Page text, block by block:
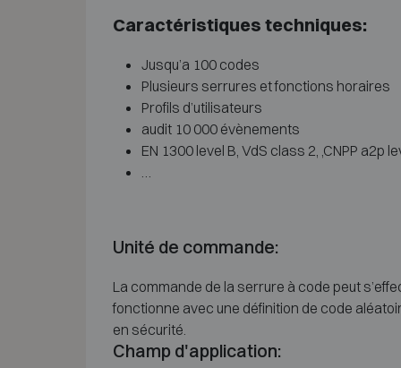
Caractéristiques techniques:
Jusqu’a 100 codes
Plusieurs serrures et fonctions horaires
Profils d’utilisateurs
audit 10 000 évènements
EN 1300 level B, VdS class 2, ,CNPP a2p
…
Unité de commande:
La commande de la serrure à code peut
fonctionne avec une définition de code
en sécurité.
Champ d'application: